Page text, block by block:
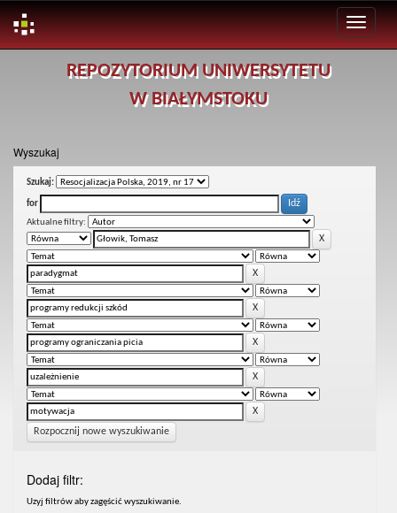
REPOZYTORIUM UNIWERSYTETU
W BIAŁYMSTOKU
Wyszukaj
Szukaj:
for
Aktualne filtry:
Rozpocznij nowe wyszukiwanie
Dodaj filtr:
Uzyj filtrów aby zagęścić wyszukiwanie.